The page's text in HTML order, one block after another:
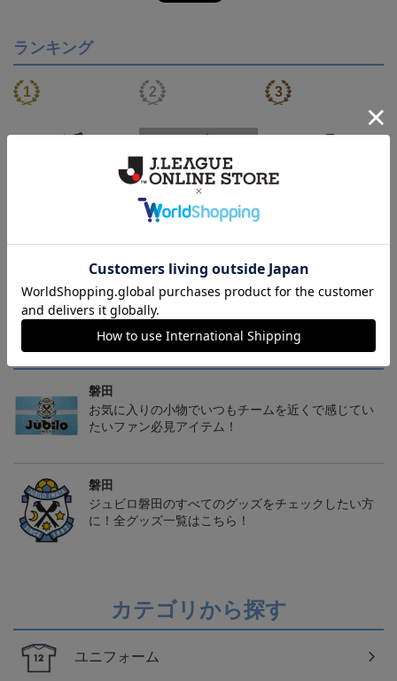
ランキング
【S～4XL】2026/27ユニ
フォーム オーセンティッ
クモデル:FP1st
会員特典
【S～4XL】2026/27ユニ
フォーム オーセンティッ
クモデル:GK
21,450円～25,950円
会員特典
【S～4XL】2026/27ユニ
フォーム オーセンティッ
クモデル:FP2nd
21,450円～25,950円
会員特典
トピックス
磐田
お気に入りの小物でいつもチームを近くで感じてい
たいファン必見アイテム！
磐田
ジュビロ磐田のすべてのグッズをチェックしたい方
に！全グッズ一覧はこちら！
カテゴリから探す
ユニフォーム